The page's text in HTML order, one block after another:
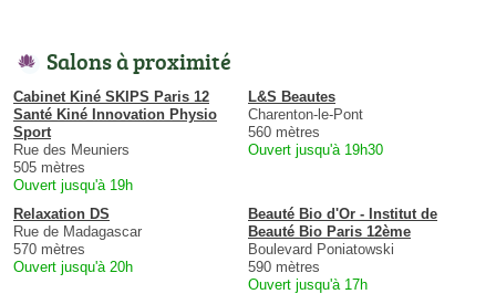
Salons à proximité
Cabinet Kiné SKIPS Paris 12
Santé Kiné Innovation Physio
Sport
Rue des Meuniers
505 mètres
Ouvert jusqu'à 19h
L&S Beautes
Charenton-le-Pont
560 mètres
Ouvert jusqu'à 19h30
Relaxation DS
Rue de Madagascar
570 mètres
Ouvert jusqu'à 20h
Beauté Bio d'Or - Institut de
Beauté Bio Paris 12ème
Boulevard Poniatowski
590 mètres
Ouvert jusqu'à 17h